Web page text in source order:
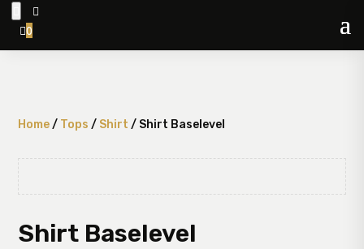

0
Home/ Tops / Shirt / Shirt Baselevel
Shirt Baselevel